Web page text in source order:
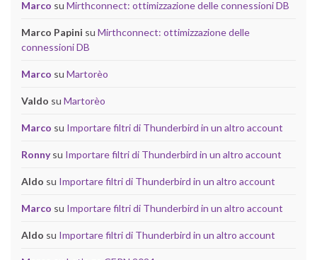
Marco su Mirthconnect: ottimizzazione delle connessioni DB
Marco Papini su Mirthconnect: ottimizzazione delle
connessioni DB
Marco su Martorèo
Valdo su Martorèo
Marco su Importare filtri di Thunderbird in un altro account
Ronnysu Importare filtri di Thunderbird in un altro account
Aldo su Importare filtri di Thunderbird in un altro account
Marco su Importare filtri di Thunderbird in un altro account
Aldo su Importare filtri di Thunderbird in un altro account